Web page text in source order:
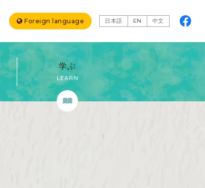
Foreign language 日本語 EN 中文
学ぶ
LEARN